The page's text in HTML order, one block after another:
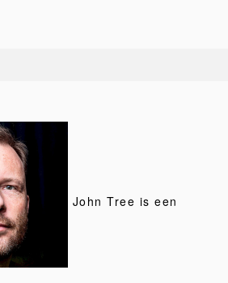
John Tree is een